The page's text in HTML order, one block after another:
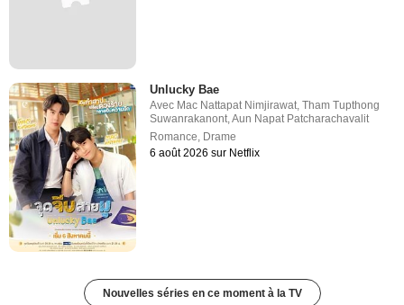
Unlucky Bae
Avec Mac Nattapat Nimjirawat ,Tham Tupthong
Suwanrakanont ,Aun Napat Patcharachavalit
Romance Drame
6 août 2026 sur Netflix
Nouvelles séries en ce moment à la TV